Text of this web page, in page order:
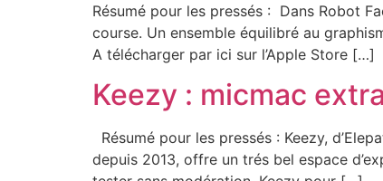
Résumé pour les pressés : Dans Robot
course. Un ensemble équilibré au
A télécharger par ici sur l’Apple Store […]
Keezy : micmac
Résumé pour les pressés : Keezy,
depuis 2013, offre un trés bel espace